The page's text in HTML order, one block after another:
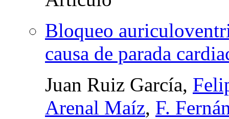
Bloqueo
causa de parada
Juan Ruiz García,
Arenal Maíz, F.